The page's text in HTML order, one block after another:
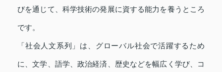
びを通じて、科学技術の発展に資する能力を養うところ
です。
「社会人文系列」は、グローバル社会で活躍するため
に、文学、語学、政治経済、歴史などを幅広く学び、コ